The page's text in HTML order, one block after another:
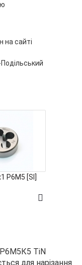
на сайті
Р6М5 [SI]
TiN
для нарізання